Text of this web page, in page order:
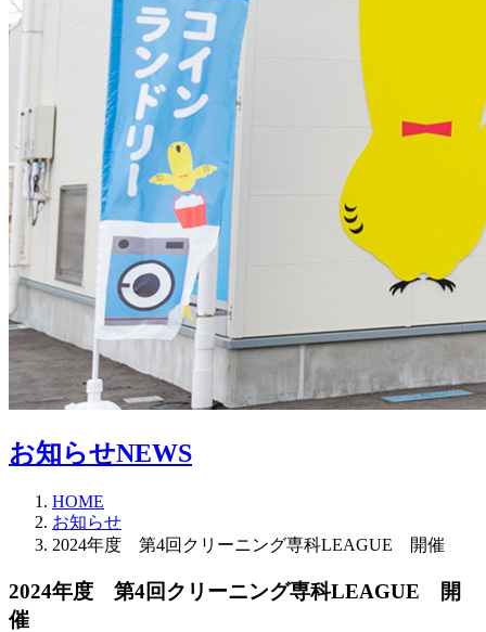
お知らせNEWS
HOME
お知らせ
2024年度 第4回クリーニング専科LEAGUE 開催
2024年度 第4回クリーニング専科LEAGUE 開
催